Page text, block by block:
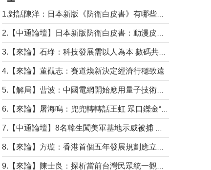
4.【來論】董觀志：賽道煥新決定經濟行穩致遠